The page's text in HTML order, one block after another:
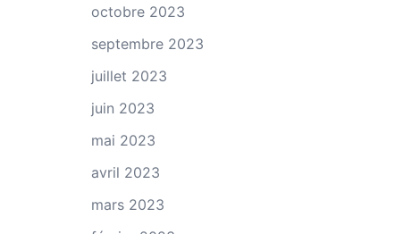
octobre 2023
septembre 2023
juillet 2023
juin 2023
mai 2023
avril 2023
mars 2023